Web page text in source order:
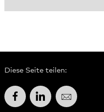
Diese Seite teilen:
FacebookLinkedInE-Mail